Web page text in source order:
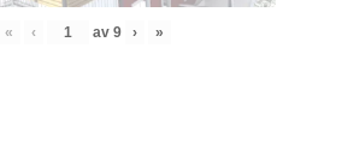
« ‹ av 9 › »